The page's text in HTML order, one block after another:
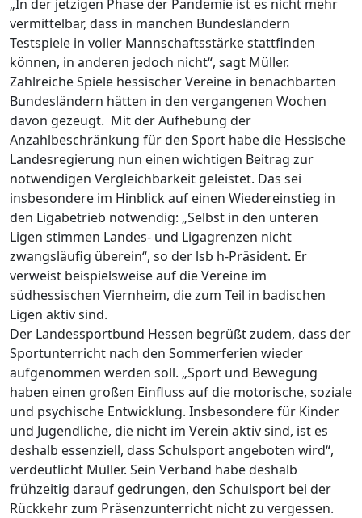
„In der jetzigen Phase der Pandemie ist es nicht mehr
vermittelbar, dass in manchen Bundesländern
Testspiele in voller Mannschaftsstärke stattfinden
können, in anderen jedoch nicht“, sagt Müller.
Zahlreiche Spiele hessischer Vereine in benachbarten
Bundesländern hätten in den vergangenen Wochen
davon gezeugt. Mit der Aufhebung der
Anzahlbeschränkung für den Sport habe die Hessische
Landesregierung nun einen wichtigen Beitrag zur
notwendigen Vergleichbarkeit geleistet. Das sei
insbesondere im Hinblick auf einen Wiedereinstieg in
den Ligabetrieb notwendig: „Selbst in den unteren
Ligen stimmen Landes- und Ligagrenzen nicht
zwangsläufig überein“, so der lsb h-Präsident. Er
verweist beispielsweise auf die Vereine im
südhessischen Viernheim, die zum Teil in badischen
Ligen aktiv sind.
Der Landessportbund Hessen begrüßt zudem, dass der
Sportunterricht nach den Sommerferien wieder
aufgenommen werden soll. „Sport und Bewegung
haben einen großen Einfluss auf die motorische, soziale
und psychische Entwicklung. Insbesondere für Kinder
und Jugendliche, die nicht im Verein aktiv sind, ist es
deshalb essenziell, dass Schulsport angeboten wird“,
verdeutlicht Müller. Sein Verband habe deshalb
frühzeitig darauf gedrungen, den Schulsport bei der
Rückkehr zum Präsenzunterricht nicht zu vergessen.